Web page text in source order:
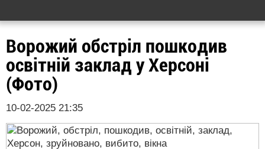
Ворожий обстріл пошкодив
освітній заклад у Херсоні
(Фото)
10-02-2025 21:35